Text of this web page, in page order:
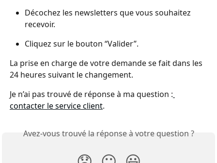
Décochez les newsletters que vous souhaitez
recevoir.
Cliquez sur le bouton “Valider”.
La prise en charge de votre demande se fait dans les
24 heures suivant le changement.
Je n’ai pas trouvé de réponse à ma question :
contacter le service client.
Avez-vous trouvé la réponse à votre question ?